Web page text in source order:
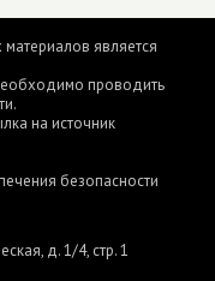
является
проводить
на источник
безопасности
д. 1/4, стр. 1